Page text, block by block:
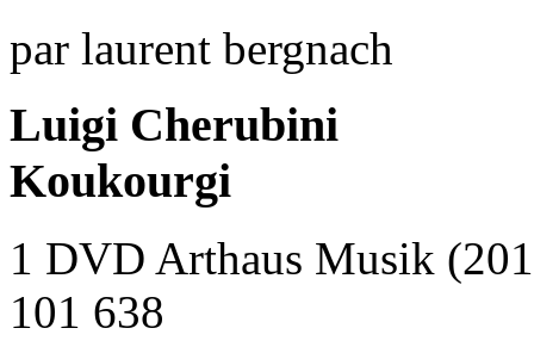
par laurent bergnach
Luigi Cherubini
Koukourgi
1 DVD Arthaus Musik
101 638